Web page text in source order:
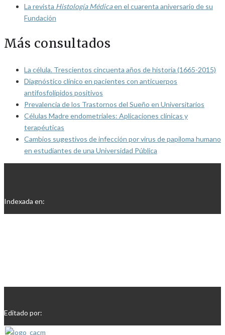
La revista Histología Médicaen el cuarenta aniversario de su
Fundación
Más consultados
La célula. Trescientos cincuenta años de historia (1665-2015)
Diagnóstico clínico en pacientes con anticuerpos
antifosfolípidos positivos
Prevalencia de los Trastornos del Sueño en Universitarios
Células Madre endometriales: Aplicaciones clínicas y
terapéuticas
Cambios sugestivos de infección por virus de papiloma humano
en estudiantes de una Universidad Pública
Indexada en:
Editado por: